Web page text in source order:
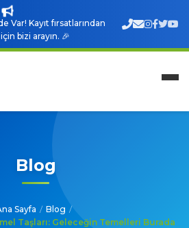
Kayıt fırsatlarından
bizi arayın. 🎉
Blog
Sayfa / Blog /
Taşları: Geleceğin Temelleri Burada